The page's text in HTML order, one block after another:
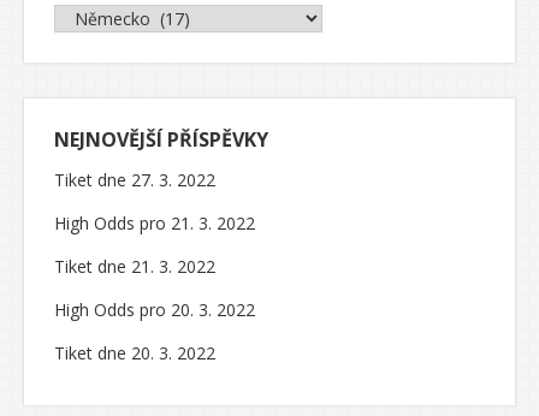
Obsah
NEJNOVĚJŠÍ PŘÍSPĚVKY
Tiket dne 27. 3. 2022
High Odds pro 21. 3. 2022
Tiket dne 21. 3. 2022
High Odds pro 20. 3. 2022
Tiket dne 20. 3. 2022